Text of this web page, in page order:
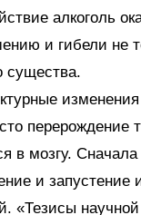
алкоголь
и гибели не
существа.
перерождение
в мозгу.
и запустение
«Тезисы научной